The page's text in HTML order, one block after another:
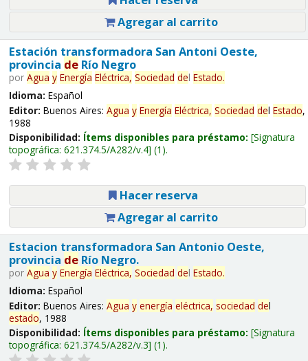
Agregar al carrito
Estación transformadora San Antoni Oeste,
provincia deRío Negro
por Agua y Energía Eléctrica, Sociedad del Estado.
Idioma: Español
Editor: Buenos Aires: Agua y Energía Eléctrica, Sociedad del Estado,
1988
Disponibilidad: Ítems disponibles para préstamo: Signatura
topográfica: 621.374.5/A282/v.4 (1).
Hacer reserva
Agregar al carrito
Estacion transformadora San Antonio Oeste,
provincia deRío Negro.
por Agua y Energía Eléctrica, Sociedad del Estado.
Idioma: Español
Editor: Buenos Aires: Agua y energía eléctrica, sociedad del
estado, 1988
Disponibilidad: Ítems disponibles para préstamo: Signatura
topográfica: 621.374.5/A282/v.3 (1).